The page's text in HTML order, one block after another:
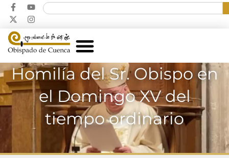
Homilía del Sr. Obispo en
el Domingo XV del
tiempo ordinario